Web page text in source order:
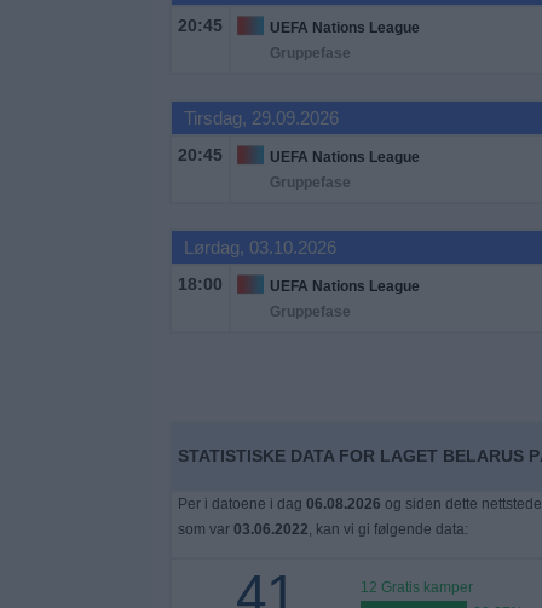
20:45
UEFA Nations League
Gruppefase
Tirsdag, 29.09.2026
20:45
UEFA Nations League
Gruppefase
Lørdag, 03.10.2026
18:00
UEFA Nations League
Gruppefase
STATISTISKE DATA FOR LAGET BELARUS
Per i datoene i dag 06.08.2026 og siden dette
som var 03.06.2022, kan vi gi følgende data:
41
12 Gratis kamper